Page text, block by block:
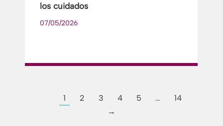
los cuidados
07/05/2026
1 2 3 4 5 …
14
→